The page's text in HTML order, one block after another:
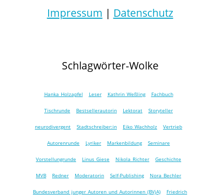
Impressum | Datenschutz
Schlagwörter-Wolke
Hanka Holzapfel Leser Kathrin Weßling Fachbuch
Tischrunde Bestsellerautorin Lektorat Storyteller
neurodivergent Stadtschreiber:in Eiko Wachholz Vertrieb
Autorenrunde Lyriker Markenbildung Seminare
Vorstellungrunde Linus Giese Nikola Richter Geschichte
MVB Redner Moderatorin Self-Publishing Nora Bechler
Bundesverband junger Autoren und Autorinnen (BVjA) Friedrich